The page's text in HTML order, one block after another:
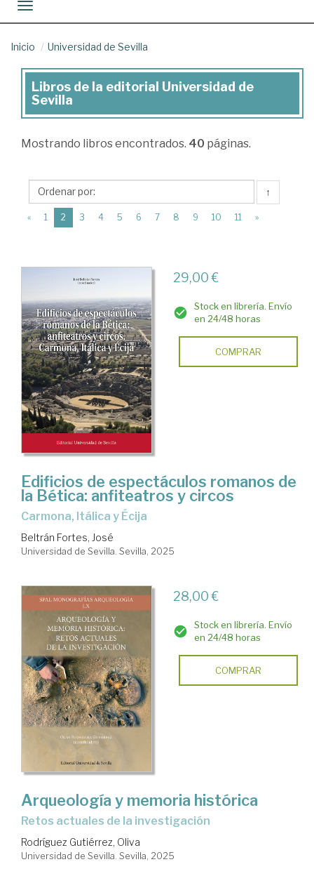
Toggle navigation
Inicio Universidad de Sevilla
Libros
de
la
Universidad
de
Sevilla
Libros de la editorial Universidad de
Sevilla
Mostrando libros encontrados. 40 páginas.
↑
« 1 2 (current)
3 4 5 6 7 8 9 10 11 »
29,00 €
Stock en librería. Envío
en 24/48 horas
COMPRAR
Edificios de espectáculos romanos de
la Bética: anfiteatros y circos
Carmona, Itálica y Écija
Beltrán Fortes, José
Universidad de Sevilla. Sevilla, 2025
28,00 €
Stock en librería. Envío
en 24/48 horas
COMPRAR
Arqueología y memoria histórica
retos actuales de la investigación
Rodríguez Gutiérrez, Oliva
Universidad de Sevilla. Sevilla, 2025